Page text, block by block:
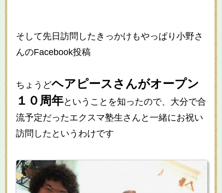
そして先日訪問したきっかけもやっぱり小野さ
んのFacebook投稿
ちょうどヘアピースさんがオープン
１０周年ということを知ったので、大分で合
流予定だったエクスマ塾生さんと一緒にお祝い
訪問したというわけです